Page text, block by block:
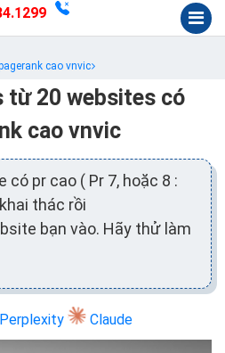
cao vnvic
từ 20 websites có
cao vnvic
có pr cao ( Pr 7, hoặc 8 :
thác rồi
bạn vào. Hãy thử làm
Perplexity Claude